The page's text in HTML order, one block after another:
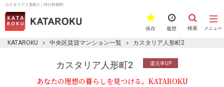
カスタリア人形町2｜仲介料無料
メニュー
検索
履歴
保存
KATAROKU 中央区賃貸マンション一覧 カスタリア人形町2
カスタリア人形町2 還元率UP
あなたの理想の暮らしを見つける。KATAROKU